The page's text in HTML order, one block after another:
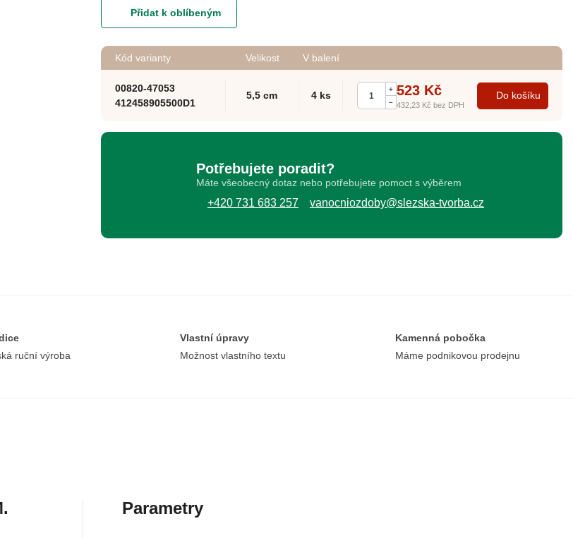
Kód varianty Velikost V balení
00820-47053
412458905500D1
5,5 cm 4 ks
+
–
523 Kč
432,23 Kč bez DPH
Do košíku
Přidat k oblíbeným
Potřebujete poradit?
Máte všeobecný dotaz nebo potřebujete pomoct s výběrem
+420 731 683 257 vanocniozdoby@slezska-tvorba.cz
ruční výroba
Vlastní úpravy
Možnost vlastního textu
Kamenná pobočka
Máme podnikovou prodejnu
Parametry